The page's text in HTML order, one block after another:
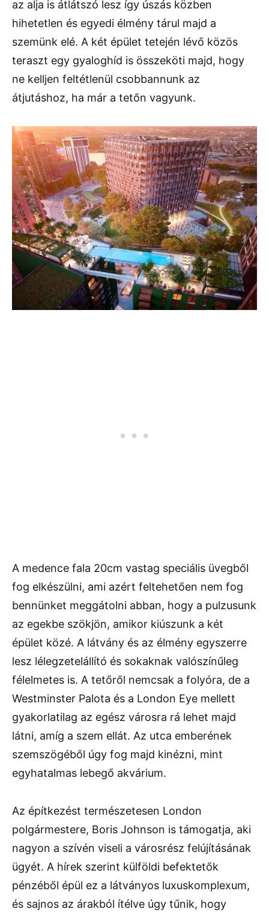
az alja is átlátszó lesz így úszás közben
hihetetlen és egyedi élmény tárul majd a
szemünk elé. A két épület tetején lévő közös
teraszt egy gyaloghíd is összeköti majd, hogy
ne kelljen feltétlenül csobbannunk az
átjutáshoz, ha már a tetőn vagyunk.
A medence fala 20cm vastag speciális üvegből
fog elkészülni, ami azért feltehetően nem fog
bennünket meggátolni abban, hogy a pulzusunk
az egekbe szökjön, amikor kiúszunk a két
épület közé. A látvány és az élmény egyszerre
lesz lélegzetelállító és sokaknak valószínűleg
félelmetes is. A tetőről nemcsak a folyóra, de a
Westminster Palota és a London Eye mellett
gyakorlatilag az egész városra rá lehet majd
látni, amíg a szem ellát. Az utca emberének
szemszögéből úgy fog majd kinézni, mint
egyhatalmas lebegő akvárium.
Az építkezést természetesen London
polgármestere, Boris Johnson is támogatja, aki
nagyon a szívén viseli a városrész felújításának
ügyét. A hírek szerint külföldi befektetők
pénzéből épül ez a látványos luxuskomplexum,
és sajnos az árakból ítélve úgy tűnik, hogy